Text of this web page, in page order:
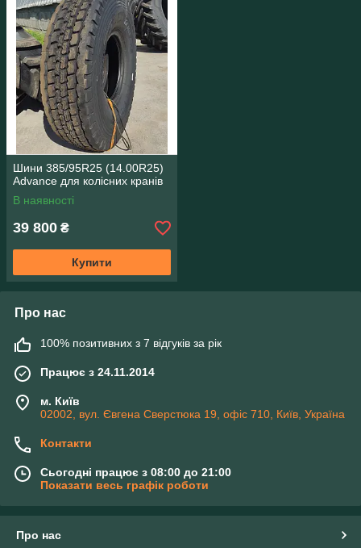
Шини 385/95R25 (14.00R25)
Advance для колісних кранів
В наявності
39 800 ₴
Купити
Про нас
100% позитивних з 7 відгуків за рік
Працює з 24.11.2014
м. Київ
02002, вул. Євгена Сверстюка 19, офіс 710, Київ, Україна
Контакти
Сьогодні працює з 08:00 до 21:00
Показати весь графік роботи
Про нас